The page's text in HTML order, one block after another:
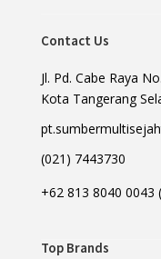
Contact Us
Jl. Pd. Cabe Raya
Kota Tangerang
(021) 7443730
+62 813 8040 0043
Top Brands